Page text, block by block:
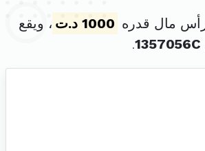
1000 د.ت
، ويقع
1357056C
.